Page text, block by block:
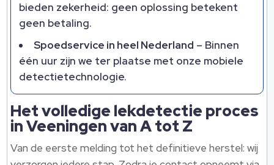
bieden zekerheid: geen oplossing betekent
geen betaling.
Spoedservice in heel Nederland – Binnen
één uur zijn we ter plaatse met onze mobiele
detectietechnologie.
Het volledige lekdetectie proces
in Veeningen van A tot Z
Van de eerste melding tot het definitieve herstel: wij